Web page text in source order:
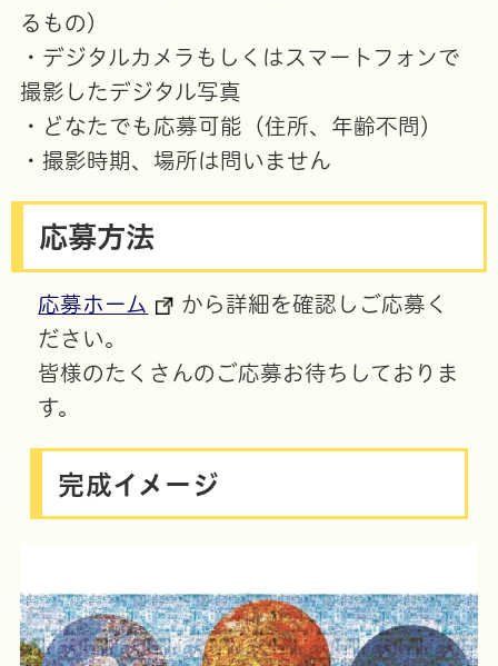
るもの）
・デジタルカメラもしくはスマートフォンで
撮影したデジタル写真
・どなたでも応募可能（住所、年齢不問）
・撮影時期、場所は問いません
応募方法
応募ホーム
から詳細を確認しご応募く
ださい。
皆様のたくさんのご応募お待ちしておりま
す。
完成イメージ